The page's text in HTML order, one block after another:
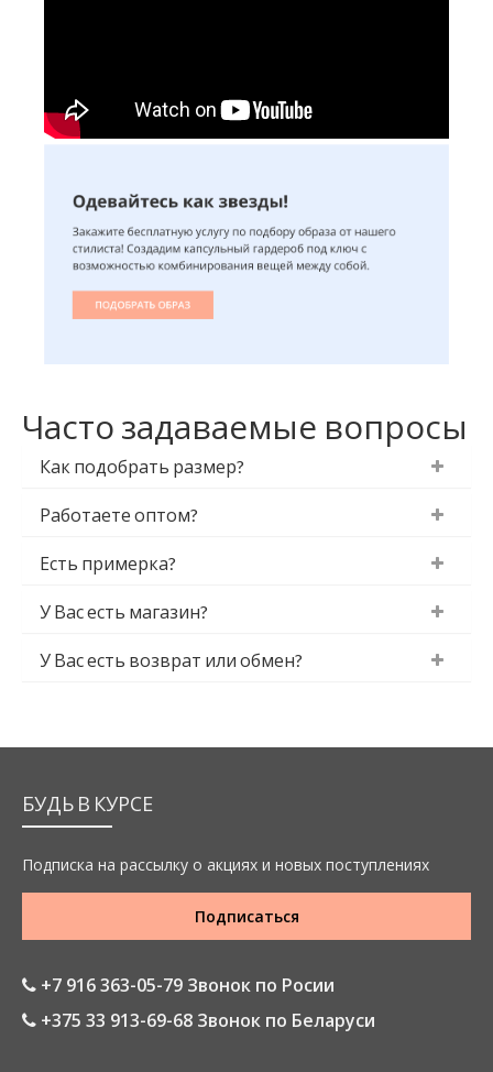
Часто задаваемые вопросы
Как подобрать размер?
Работаете оптом?
Есть примерка?
У Вас есть магазин?
У Вас есть возврат или обмен?
БУДЬ В КУРСЕ
Подписка на рассылку о акциях и новых поступлениях
Подписаться
+7 916 363-05-79 Звонок по Росии
+375 33 913-69-68 Звонок по Беларуси